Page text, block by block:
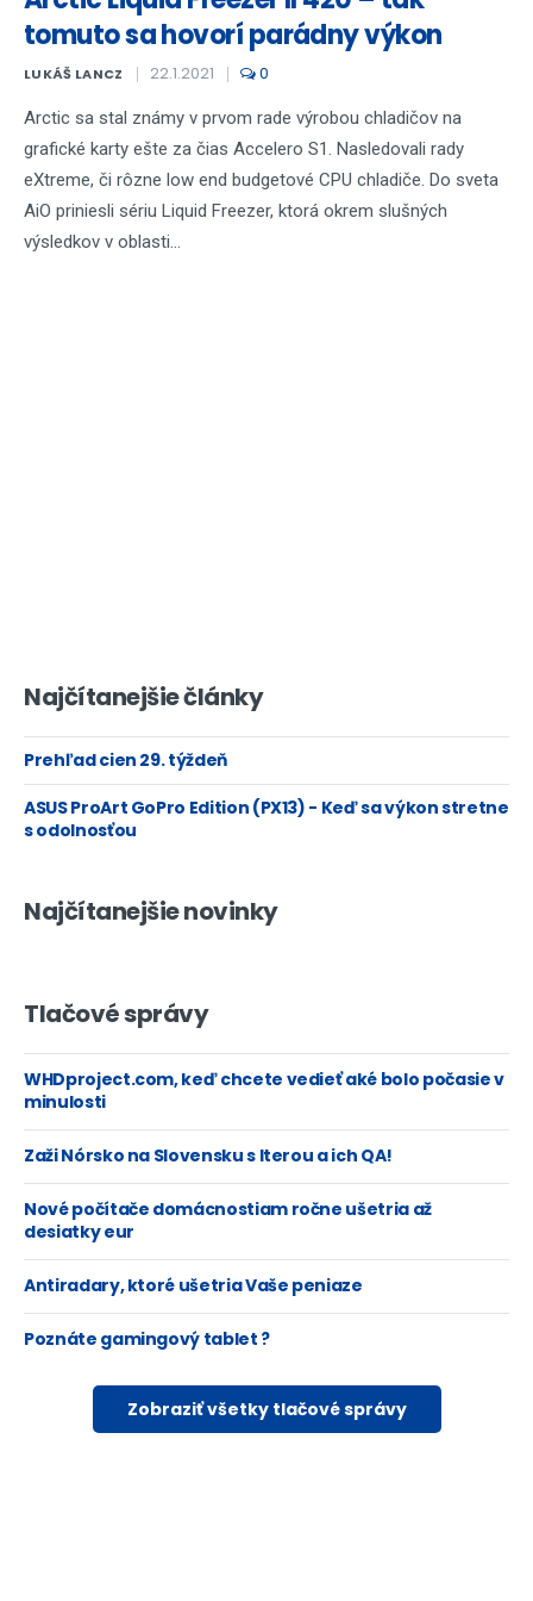
tomuto sa hovorí parádny výkon
LUKÁŠ LANCZ 22.1.2021 0
Arctic sa stal známy v prvom rade výrobou chladičov na
grafické karty ešte za čias Accelero S1. Nasledovali rady
eXtreme, či rôzne low end budgetové CPU chladiče. Do sveta
AiO priniesli sériu Liquid Freezer, ktorá okrem slušných
výsledkov v oblasti...
Najčítanejšie články
Prehľad cien 29. týždeň
ASUS ProArt GoPro Edition (PX13) - Keď sa výkon stretne
s odolnosťou
Najčítanejšie novinky
Tlačové správy
WHDproject.com, keď chcete vedieť aké bolo počasie v
minulosti
Zaži Nórsko na Slovensku s Iterou a ich QA!
Nové počítače domácnostiam ročne ušetria až
desiatky eur
Antiradary, ktoré ušetria Vaše peniaze
Poznáte gamingový tablet ?
Zobraziť všetky tlačové správy